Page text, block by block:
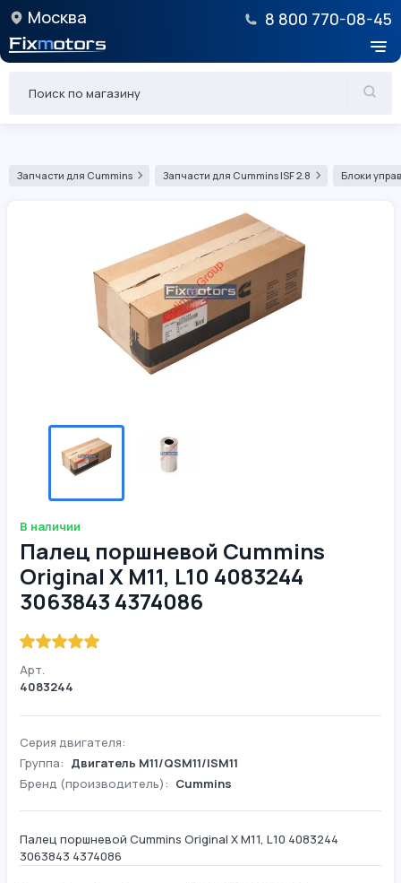
Москва 8 800 770-08-45
Запчасти для Cummins Запчасти для Cummins ISF 2.8 Блоки
В наличии
Палец поршневой Cummins
Original X M11, L10 4083244
3063843 4374086
Арт.
4083244
Серия двигателя:
Группа: Двигатель М11/QSM11/ISM11
Бренд (производитель): Cummins
Палец поршневой Cummins Original X M11, L10 4083244
3063843 4374086